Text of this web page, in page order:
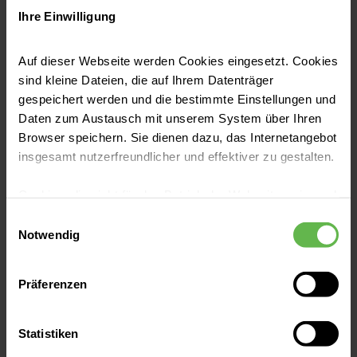
Ihre Einwilligung
Auf dieser Webseite werden Cookies eingesetzt. Cookies
sind kleine Dateien, die auf Ihrem Datenträger
gespeichert werden und die bestimmte Einstellungen und
Daten zum Austausch mit unserem System über Ihren
Browser speichern. Sie dienen dazu, das Internetangebot
insgesamt nutzerfreundlicher und effektiver zu gestalten.
eingesetzt werden.
Es steht Ihnen frei, unsere Seite mit nur den notwendigen
Cookies zu benutzen, eine individuelle Auswahl
oder durch Auswahl von „Alle Cookies akzeptieren“ in die
Notwendig
Präferenzen
Statistiken
Vereinssuche, etc.)
Wiedereingliederung in das
persönliche/schulische Umfeld
Gruppenarbeit
Soziales Kompetenztraining
Medienkompetenztraining
Organisation und Durchführung von